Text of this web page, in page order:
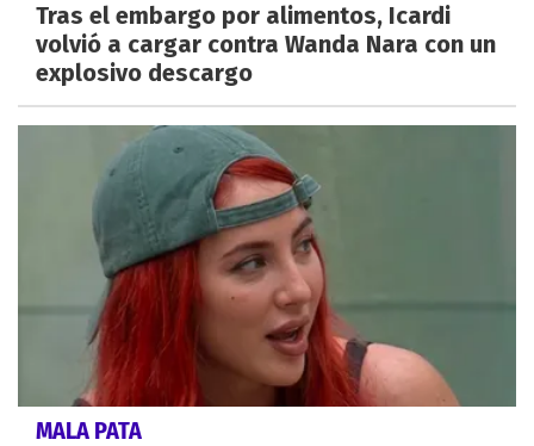
Tras el embargo por alimentos, Icardi
volvió a cargar contra Wanda Nara con un
explosivo descargo
MALA PATA